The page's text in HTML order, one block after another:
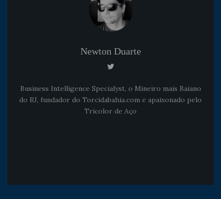
Newton Duarte
Business Intelligence Specialyst, o Mineiro mais Baiano
do RJ, fundador do Torcidabahia.com e apaixonado pelo
Tricolor de Aço